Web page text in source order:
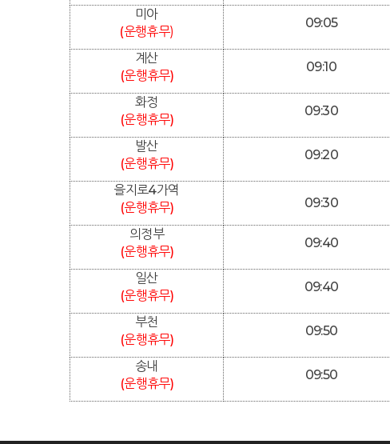
미아
(운행휴무)
09:05
계산
(운행휴무)
09:10
화정
(운행휴무)
09:30
발산
(운행휴무)
09:20
을지로4가역
(운행휴무)
09:30
의정부
(운행휴무)
09:40
일산
(운행휴무)
09:40
부천
(운행휴무)
09:50
송내
(운행휴무)
09:50